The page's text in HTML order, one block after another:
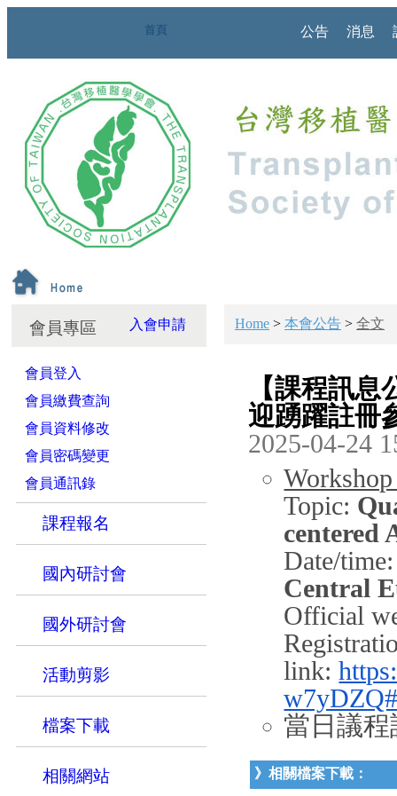
首頁 公告 消息
會員專區 入會申請
會員登入
會員繳費查詢
會員資料修改
會員密碼變更
會員通訊錄
課程報名
國內研討會
國外研討會
活動剪影
檔案下載
相關網站
Home > 本會公告 > 全文
【課程訊
迎踴躍註冊
2025-04-24
Topic:
centered
Date/
Central
Official
link:
當日議
》相關檔案下載：